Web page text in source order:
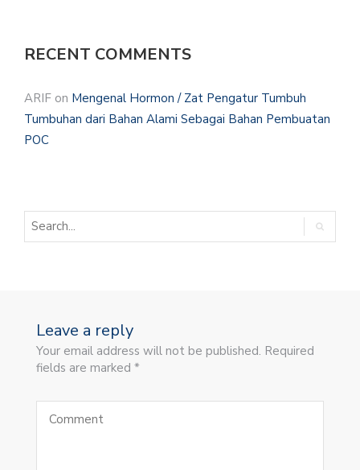
RECENT COMMENTS
ARIF on Mengenal Hormon / Zat Pengatur Tumbuh
Tumbuhan dari Bahan Alami Sebagai Bahan Pembuatan
POC
Leave a reply
Your email address will not be published. Required
fields are marked *